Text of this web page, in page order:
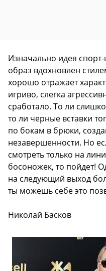
Изначально идея
образ вдохновлен
хорошо отражает
игриво, слегка
сработало. То ли
то ли черные вставки
по бокам в брюки,
незавершенности. Но
смотреть только на
босоножек, то пойдет!
на следующий выход
ты можешь себе это
Николай Басков